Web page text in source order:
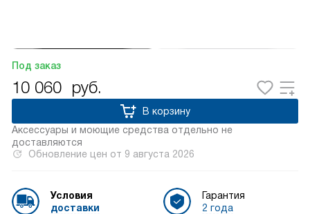
Под заказ
10 060 руб.
Аксессуары и моющие средства отдельно не
доставляются
В корзину
Обновление цен от 9 августа 2026
Условия
доставки
Гарантия
2 года